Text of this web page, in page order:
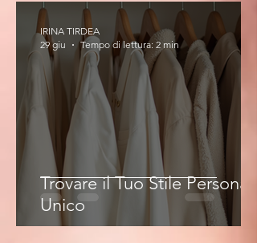
Trovare il Tuo Stile Personale
Unico
IRINA TIRDEA
29 giu
Tempo di lettura: 2 min